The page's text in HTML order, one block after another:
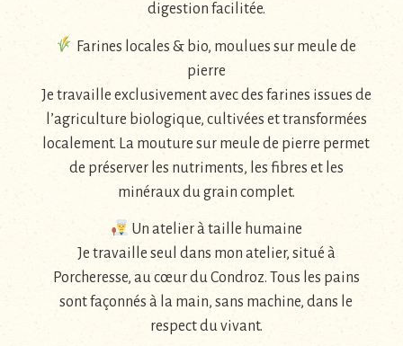
digestion facilitée.
Farines locales & bio, moulues sur meule de
pierre
Je travaille exclusivement avec des farines issues de
l’agriculture biologique, cultivées et transformées
localement. La mouture sur meule de pierre permet
de préserver les nutriments, les fibres et les
minéraux du grain complet.
Un atelier à taille humaine
Je travaille seul dans mon atelier, situé à
Porcheresse, au cœur du Condroz. Tous les pains
sont façonnés à la main, sans machine, dans le
respect du vivant.